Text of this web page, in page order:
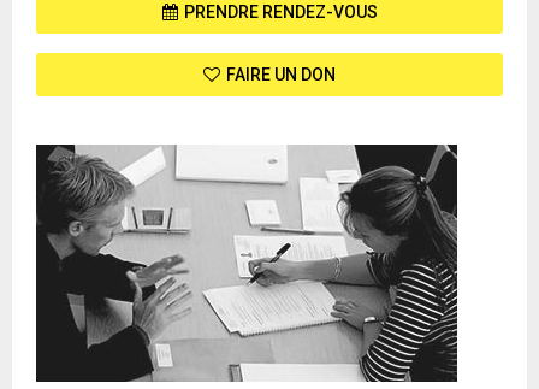
PRENDRE RENDEZ-VOUS
FAIRE UN DON